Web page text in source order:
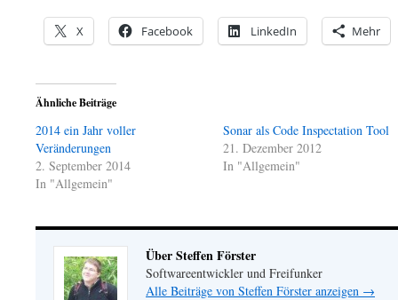
X Facebook LinkedIn Mehr
Ähnliche Beiträge
2014 ein Jahr voller
Veränderungen
2. September 2014
In "Allgemein"
Sonar als Code Inspectation Tool
21. Dezember 2012
In "Allgemein"
Über Steffen Förster
Softwareentwickler und Freifunker
Alle Beiträge von Steffen Förster anzeigen →